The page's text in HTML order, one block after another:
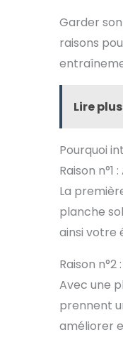
Garder
raisons
Lire plus
Pourquoi
Raison
La
planche
ainsi votre
Raison
Avec une
prennent
améliorer